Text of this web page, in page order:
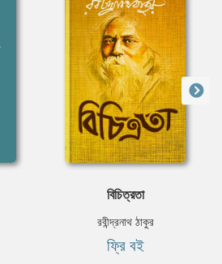
বিচিত্রতা
রবীন্দ্রনাথ ঠাকুর
ফ্রি বই